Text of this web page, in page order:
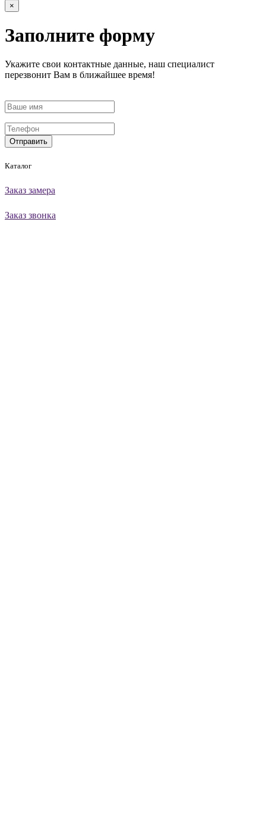
×
Заполните форму
Укажите свои контактные данные, наш специалист
перезвонит Вам в ближайшее время!
Отправить
Каталог
Заказ замера
Заказ звонка